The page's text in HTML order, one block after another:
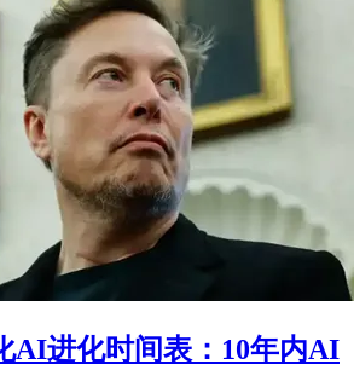
AI进化时间表：10年内AI